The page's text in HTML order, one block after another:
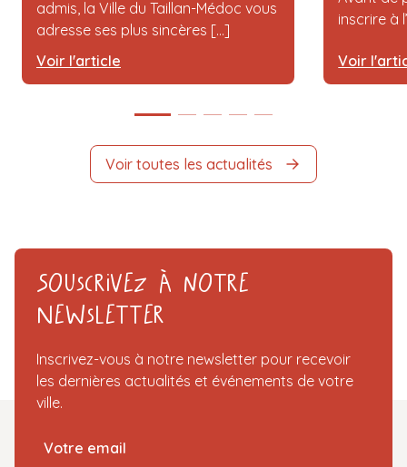
admis, la Ville du Taillan-Médoc vous
adresse ses plus sincères [...]
Voir l'article
inscrire à
Voir
Voir toutes les actualités
Souscrivez à notre
Newsletter
Inscrivez-vous à notre newsletter pour recevoir
les dernières actualités et événements de votre
ville.